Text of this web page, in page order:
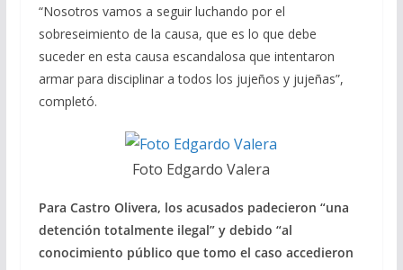
“Nosotros vamos a seguir luchando por el
sobreseimiento de la causa, que es lo que debe
suceder en esta causa escandalosa que intentaron
armar para disciplinar a todos los jujeños y jujeñas”,
completó.
Foto Edgardo Valera
Para Castro Olivera, los acusados padecieron “una
detención totalmente ilegal” y debido “al
conocimiento público que tomo el caso accedieron